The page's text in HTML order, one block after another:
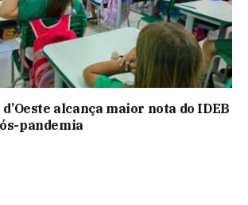
alcança maior nota do IDEB
pandemia